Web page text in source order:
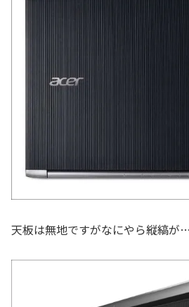
天板は無地ですがなにやら縦縞が…